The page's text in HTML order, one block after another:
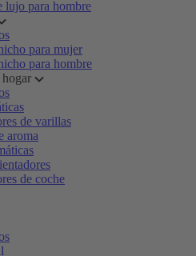
lujo para hombre
para mujer
para hombre
hogar
de varillas
aroma
de coche